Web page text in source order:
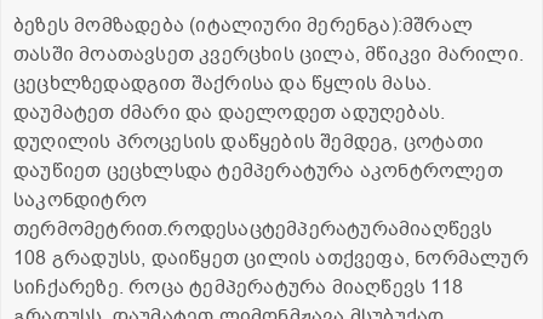
ბეზეს მომზადება (იტალიური მერენგა):მშრალ
თასში მოათავსეთ კვერცხის ცილა, მწიკვი მარილი.
ცეცხლზედადგით შაქრისა და წყლის მასა.
დაუმატეთ ძმარი და დაელოდეთ ადუღებას.
დუღილის პროცესის დაწყების შემდეგ, ცოტათი
დაუწიეთ ცეცხლსდა ტემპერატურა აკონტროლეთ
საკონდიტრო
თერმომეტრით.როდესაცტემპერატურამიაღწევს
108 გრადუსს, დაიწყეთ ცილის ათქვეფა, ნორმალურ
სიჩქარეზე. როცა ტემპერატურა მიაღწევს 118